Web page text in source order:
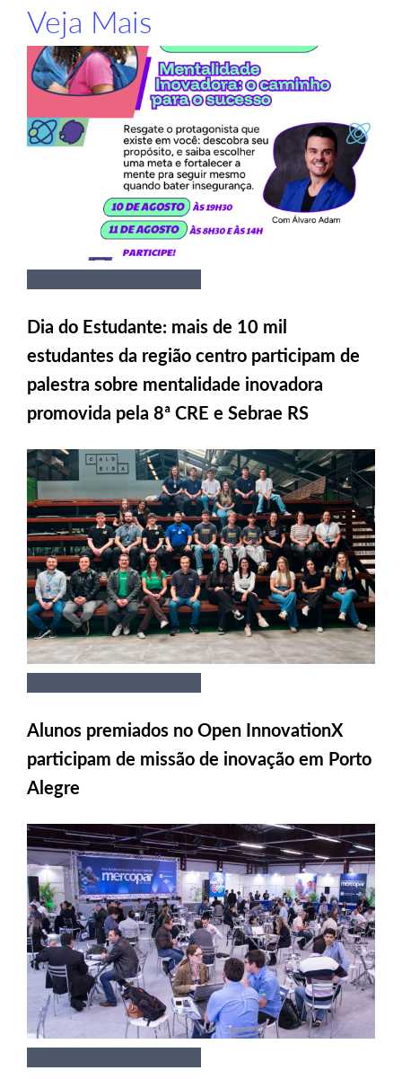
Veja Mais
Dia do Estudante: mais de 10 mil
estudantes da região centro participam de
palestra sobre mentalidade inovadora
promovida pela 8ª CRE e Sebrae RS
Alunos premiados no Open InnovationX
participam de missão de inovação em Porto
Alegre